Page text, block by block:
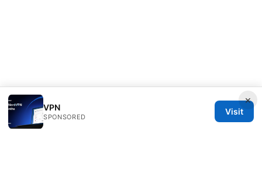
×
VPN
SPONSORED
Visit